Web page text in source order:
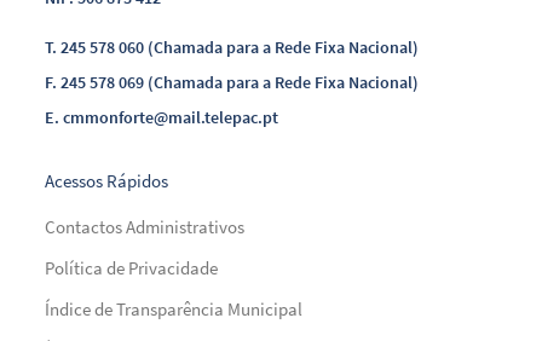
T.245 578 060 (Chamada para a Rede Fixa Nacional)
F.245 578 069 (Chamada para a Rede Fixa Nacional)
E.cmmonforte@mail.telepac.pt
Acessos Rápidos
Contactos Administrativos
Política de Privacidade
Índice de Transparência Municipal